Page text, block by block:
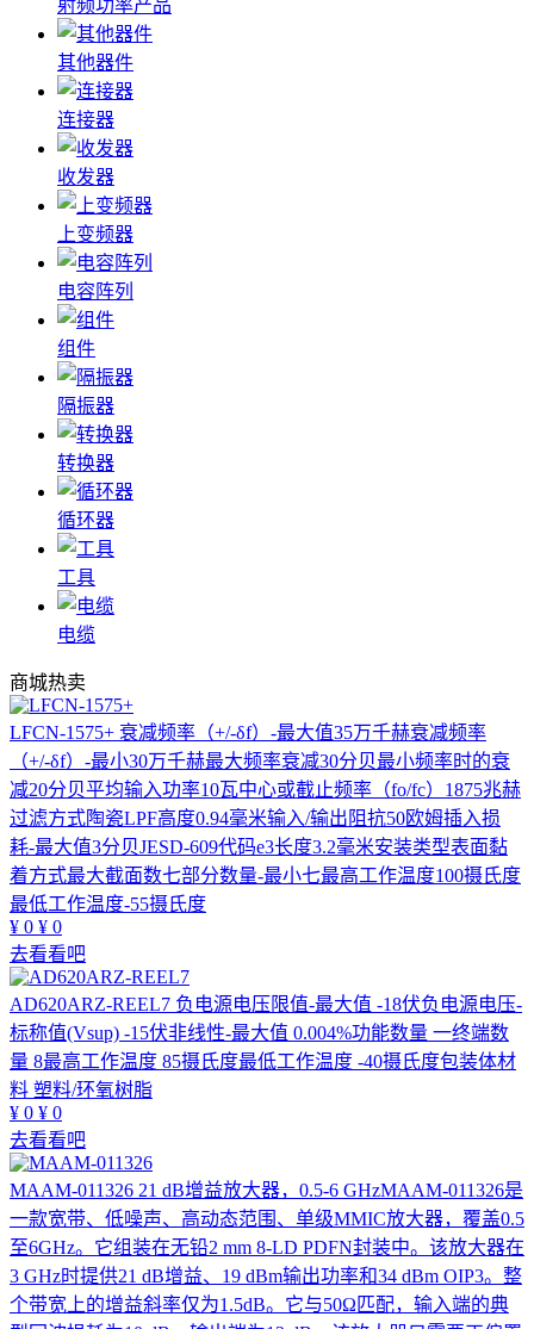
射频功率产品
其他器件
连接器
收发器
上变频器
电容阵列
组件
隔振器
转换器
循环器
工具
电缆
商城热卖
LFCN-1575+ 衰减频率（+/-δf）-最大值35万千赫衰减频率
（+/-δf）-最小30万千赫最大频率衰减30分贝最小频率时的衰
减20分贝平均输入功率10瓦中心或截止频率（fo/fc）1875兆赫
过滤方式陶瓷LPF高度0.94毫米输入/输出阻抗50欧姆插入损
耗-最大值3分贝JESD-609代码e3长度3.2毫米安装类型表面黏
着方式最大截面数七部分数量-最小七最高工作温度100摄氏度
最低工作温度-55摄氏度
¥ 0 ¥ 0
去看看吧
AD620ARZ-REEL7 负电源电压限值-最大值 -18伏负电源电压-
标称值(Vsup) -15伏非线性-最大值 0.004%功能数量 一终端数
量 8最高工作温度 85摄氏度最低工作温度 -40摄氏度包装体材
料 塑料/环氧树脂
¥ 0 ¥ 0
去看看吧
MAAM-011326 21 dB增益放大器，0.5-6 GHzMAAM-011326是
一款宽带、低噪声、高动态范围、单级MMIC放大器，覆盖0.5
至6GHz。它组装在无铅2 mm 8-LD PDFN封装中。该放大器在
3 GHz时提供21 dB增益、19 dBm输出功率和34 dBm OIP3。整
个带宽上的增益斜率仅为1.5dB。它与50Ω匹配，输入端的典